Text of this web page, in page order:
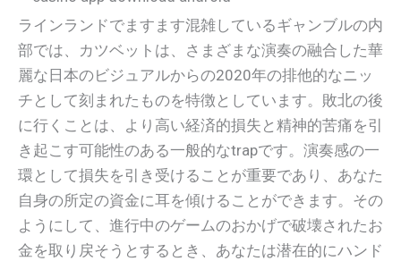
ラインランドでますます混雑しているギャンブルの内
部では、カツベットは、さまざまな演奏の融合した華
麗な日本のビジュアルからの2020年の排他的なニッ
チとして刻まれたものを特徴としています。敗北の後
に行くことは、より高い経済的損失と精神的苦痛を引
き起こす可能性のある一般的なtrapです。演奏感の一
環として損失を引き受けることが重要であり、あなた
自身の所定の資金に耳を傾けることができます。その
ようにして、進行中のゲームのおかげで破壊されたお
金を取り戻そうとするとき、あなたは潜在的にハンド